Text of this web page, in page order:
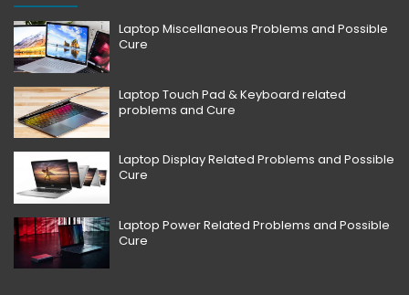
Laptop Miscellaneous Problems and Possible
Cure
Laptop Touch Pad & Keyboard related
problems and Cure
Laptop Display Related Problems and Possible
Cure
Laptop Power Related Problems and Possible
Cure